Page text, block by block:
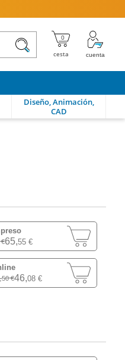

Diseño, Animación,
CAD
€65,55 €
50 €46,08 €